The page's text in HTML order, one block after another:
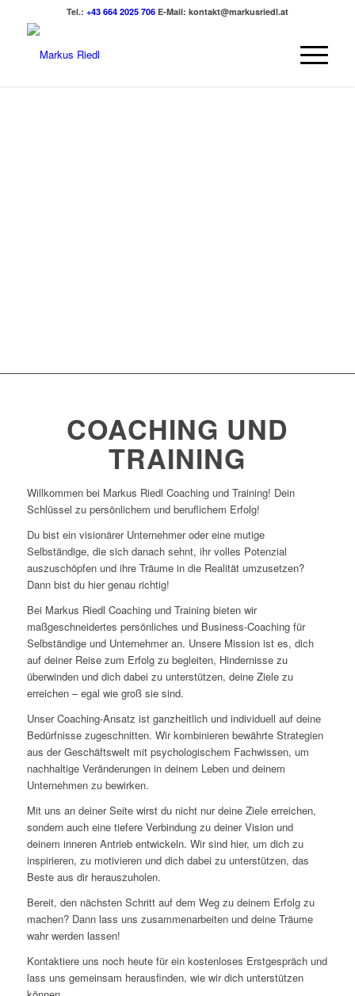
Tel.: +43 664 2025 706E-Mail: kontakt@markusriedl.at
COACHING UND
TRAINING
Willkommen bei Markus Riedl Coaching und Training! Dein
Schlüssel zu persönlichem und beruflichem Erfolg!
Du bist ein visionärer Unternehmer oder eine mutige
Selbständige, die sich danach sehnt, ihr volles Potenzial
auszuschöpfen und ihre Träume in die Realität umzusetzen?
Dann bist du hier genau richtig!
Bei Markus Riedl Coaching und Training bieten wir
maßgeschneidertes persönliches und Business-Coaching für
Selbständige und Unternehmer an. Unsere Mission ist es, dich
auf deiner Reise zum Erfolg zu begleiten, Hindernisse zu
überwinden und dich dabei zu unterstützen, deine Ziele zu
erreichen – egal wie groß sie sind.
Unser Coaching-Ansatz ist ganzheitlich und individuell auf deine
Bedürfnisse zugeschnitten. Wir kombinieren bewährte Strategien
aus der Geschäftswelt mit psychologischem Fachwissen, um
nachhaltige Veränderungen in deinem Leben und deinem
Unternehmen zu bewirken.
Mit uns an deiner Seite wirst du nicht nur deine Ziele erreichen,
sondern auch eine tiefere Verbindung zu deiner Vision und
deinem inneren Antrieb entwickeln. Wir sind hier, um dich zu
inspirieren, zu motivieren und dich dabei zu unterstützen, das
Beste aus dir herauszuholen.
Bereit, den nächsten Schritt auf dem Weg zu deinem Erfolg zu
machen? Dann lass uns zusammenarbeiten und deine Träume
wahr werden lassen!
Kontaktiere uns noch heute für ein kostenloses Erstgespräch und
lass uns gemeinsam herausfinden, wie wir dich unterstützen